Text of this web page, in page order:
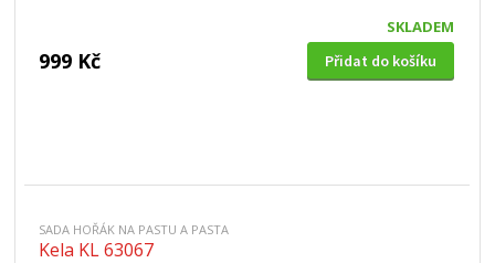
SKLADEM
999 Kč Přidat do košíku
SADA HOŘÁK NA PASTU A PASTA
Kela KL 63067